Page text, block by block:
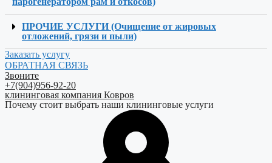
ПРОЧИЕ УСЛУГИ (Очищение от жировых
отложений, грязи и пыли)
Заказать услугу
ОБРАТНАЯ СВЯЗЬ
Звоните
+7(904)956-92-20
клининговая компания Ковров
Почему стоит выбрать наши клининговые услуги